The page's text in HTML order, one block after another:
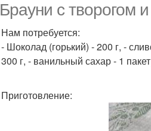
Брауни с творогом
Нам потребуется:
- Шоколад (горький) - 200 г, -
300 г, - ванильный сахар - 1
Приготовление: